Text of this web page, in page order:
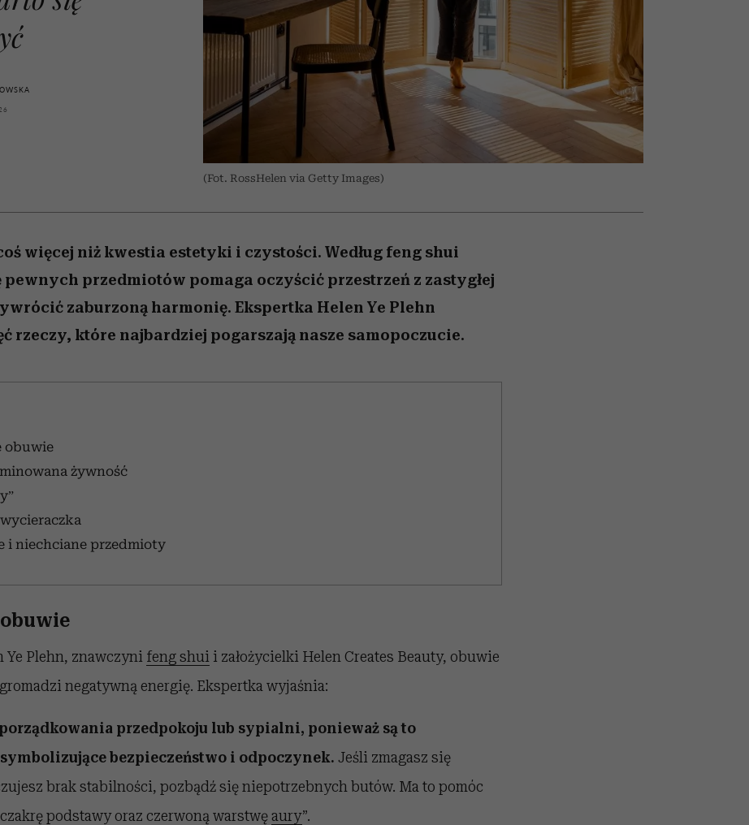
najbardziej pożądane
ubrania i marki sezonu
(Fot. RossHelen via Getty Images)
więcej niż kwestia estetyki i czystości. Według feng shui
pewnych przedmiotów pomaga oczyścić przestrzeń z zastygłej
zaburzoną harmonię. Ekspertka Helen Ye Plehn
rzeczy, które najbardziej pogarszają nasze samopoczucie.
obuwie
żywność
i niechciane przedmioty
Ye Plehn, znawczyni feng shui i założycielki Helen Creates Beauty, obuwie
negatywną energię. Ekspertka wyjaśnia:
przedpokoju lub sypialni, ponieważ są to
bezpieczeństwo i odpoczynek. Jeśli zmagasz się
brak stabilności, pozbądź się niepotrzebnych butów. Ma to pomóc
podstawy oraz czerwoną warstwęaury”.